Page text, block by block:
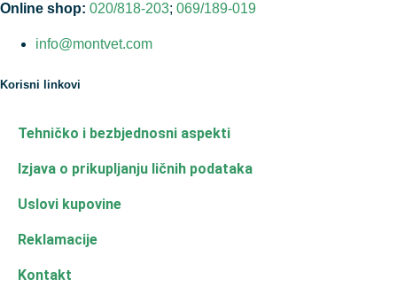
Online shop: 020/818-203; 069/189-019
info@montvet.com
Korisni linkovi
Tehničko i bezbjednosni aspekti
Izjava o prikupljanju ličnih podataka
Uslovi kupovine
Reklamacije
Kontakt